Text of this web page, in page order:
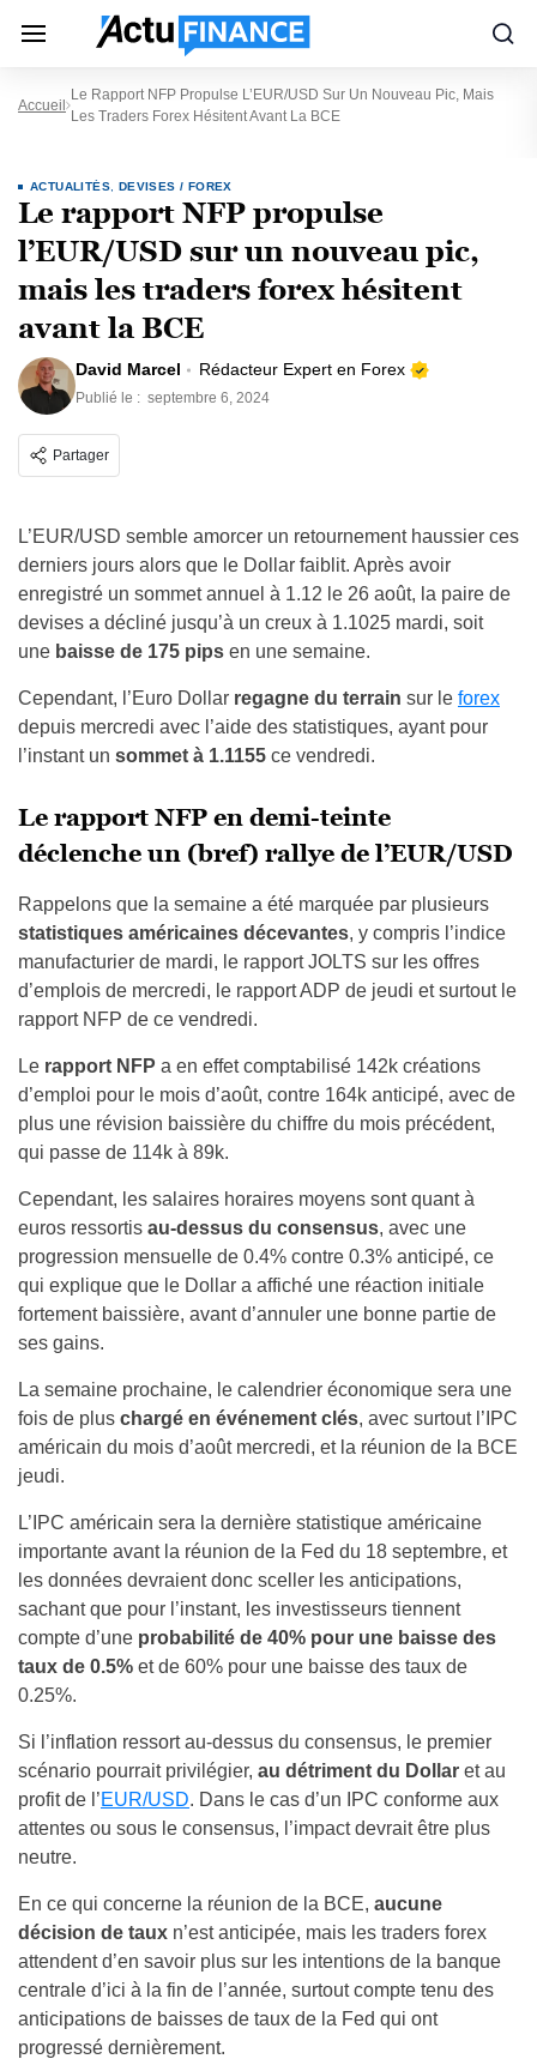
Accueil
Le Rapport NFP Propulse L’EUR/USD Sur Un Nouveau Pic, Mais
Les Traders Forex Hésitent Avant La BCE
ACTUALITÉS DEVISES / FOREX
Le rapport NFP propulse
l’EUR/USD sur un nouveau pic,
mais les traders forex hésitent
avant la BCE
David Marcel Rédacteur Expert en Forex
Publié le : septembre 6, 2024
Partager
L’EUR/USD semble amorcer un retournement haussier ces
derniers jours alors que le Dollar faiblit. Après avoir
enregistré un sommet annuel à 1.12 le 26 août, la paire de
devises a décliné jusqu’à un creux à 1.1025 mardi, soit
une baisse de 175 pips en une semaine.
Cependant, l’Euro Dollar regagne du terrain sur le forex
depuis mercredi avec l’aide des statistiques, ayant pour
l’instant un sommet à 1.1155 ce vendredi.
Le rapport NFP en demi-teinte
déclenche un (bref) rallye de l’EUR/USD
Rappelons que la semaine a été marquée par plusieurs
statistiques américaines décevantes, y compris l’indice
manufacturier de mardi, le rapport JOLTS sur les offres
d’emplois de mercredi, le rapport ADP de jeudi et surtout le
rapport NFP de ce vendredi.
Le rapport NFP a en effet comptabilisé 142k créations
d’emploi pour le mois d’août, contre 164k anticipé, avec de
plus une révision baissière du chiffre du mois précédent,
qui passe de 114k à 89k.
Cependant, les salaires horaires moyens sont quant à
euros ressortis au-dessus du consensus, avec une
progression mensuelle de 0.4% contre 0.3% anticipé, ce
qui explique que le Dollar a affiché une réaction initiale
fortement baissière, avant d’annuler une bonne partie de
ses gains.
La semaine prochaine, le calendrier économique sera une
fois de plus chargé en événement clés, avec surtout l’IPC
américain du mois d’août mercredi, et la réunion de la BCE
jeudi.
L’IPC américain sera la dernière statistique américaine
importante avant la réunion de la Fed du 18 septembre, et
les données devraient donc sceller les anticipations,
sachant que pour l’instant, les investisseurs tiennent
compte d’une probabilité de 40% pour une baisse des
taux de 0.5% et de 60% pour une baisse des taux de
0.25%.
Si l’inflation ressort au-dessus du consensus, le premier
scénario pourrait privilégier, au détriment du Dollar et au
profit de l’EUR/USD. Dans le cas d’un IPC conforme aux
attentes ou sous le consensus, l’impact devrait être plus
neutre.
En ce qui concerne la réunion de la BCE, aucune
décision de taux n’est anticipée, mais les traders forex
attendent d’en savoir plus sur les intentions de la banque
centrale d’ici à la fin de l’année, surtout compte tenu des
anticipations de baisses de taux de la Fed qui ont
progressé dernièrement.